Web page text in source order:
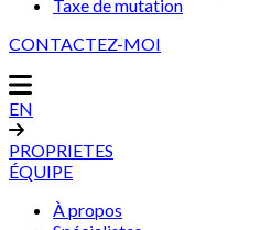
Taxe de mutation
CONTACTEZ-MOI
EN
PROPRIETES
ÉQUIPE
À propos